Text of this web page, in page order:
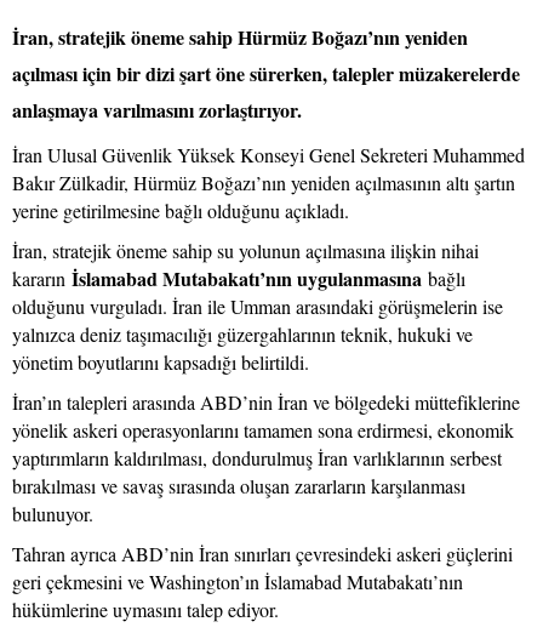
İran, stratejik öneme sahip Hürmüz Boğazı’nın yeniden
açılması için bir dizi şart öne sürerken, talepler müzakerelerde
anlaşmaya varılmasını zorlaştırıyor.
İran Ulusal Güvenlik Yüksek Konseyi Genel Sekreteri Muhammed
Bakır Zülkadir, Hürmüz Boğazı’nın yeniden açılmasının altı şartın
yerine getirilmesine bağlı olduğunu açıkladı.
İran, stratejik öneme sahip su yolunun açılmasına ilişkin nihai
kararın İslamabad Mutabakatı’nın uygulanmasına bağlı
olduğunu vurguladı. İran ile Umman arasındaki görüşmelerin ise
yalnızca deniz taşımacılığı güzergahlarının teknik, hukuki ve
yönetim boyutlarını kapsadığı belirtildi.
İran’ın talepleri arasında ABD’nin İran ve bölgedeki müttefiklerine
yönelik askeri operasyonlarını tamamen sona erdirmesi, ekonomik
yaptırımların kaldırılması, dondurulmuş İran varlıklarının serbest
bırakılması ve savaş sırasında oluşan zararların karşılanması
bulunuyor.
Tahran ayrıca ABD’nin İran sınırları çevresindeki askeri güçlerini
geri çekmesini ve Washington’ın İslamabad Mutabakatı’nın
hükümlerine uymasını talep ediyor.